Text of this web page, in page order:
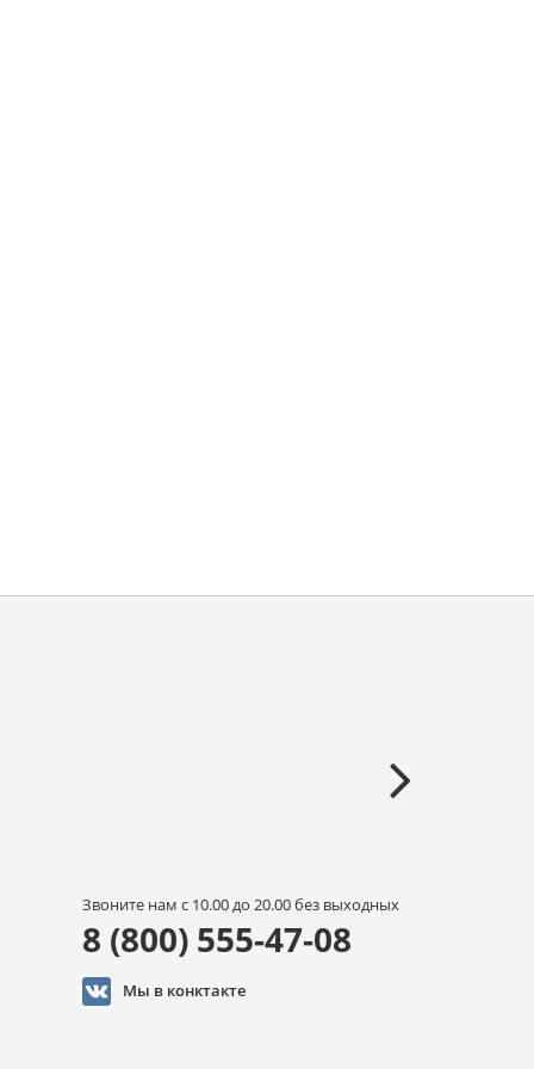
Звоните нам с 10.00 до 20.00 без выходных
8 (800) 555-47-08
Мы в конктакте